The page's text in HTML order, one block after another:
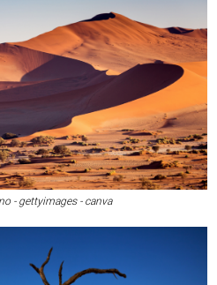
- gettyimages - canva